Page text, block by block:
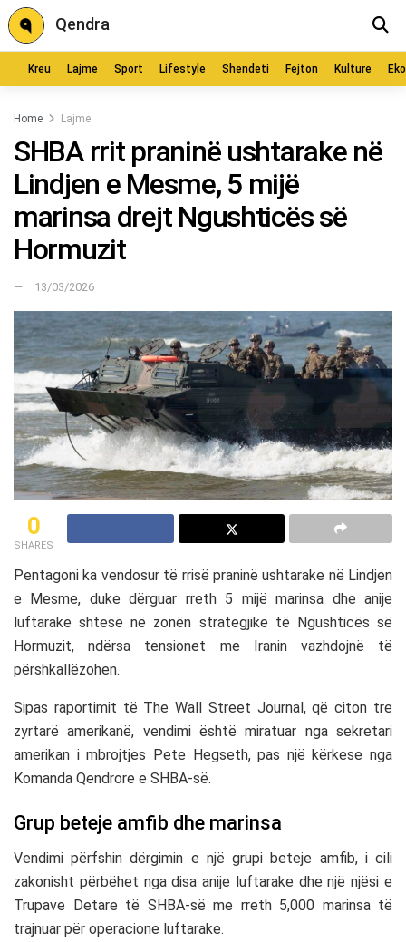
Qendra
Kreu Lajme Sport Lifestyle Shendeti Fejton Kulture
Home Lajme
SHBA rrit praninë ushtarake në
Lindjen e Mesme, 5 mijë
marinsa drejt Ngushticës së
Hormuzit
13/03/2026
0
SHARES
Pentagoni ka vendosur të rrisë praninë ushtarake në Lindjen
e Mesme, duke dërguar rreth 5 mijë marinsa dhe anije
luftarake shtesë në zonën strategjike të Ngushticës së
Hormuzit, ndërsa tensionet me Iraninvazhdojnë të
përshkallëzohen.
Sipas raportimit të The Wall Street Journal, që citon tre
zyrtarë amerikanë, vendimi është miratuar nga sekretari
amerikan i mbrojtjes Pete Hegseth, pas një kërkese nga
Komanda Qendrore e SHBA-së.
Grup beteje amfib dhe marinsa
Vendimi përfshin dërgimin e një grupi beteje amfib, i cili
zakonisht përbëhet nga disa anije luftarake dhe një njësi e
Trupave Detare të SHBA-së me rreth 5,000 marinsa të
trajnuar për operacione luftarake.